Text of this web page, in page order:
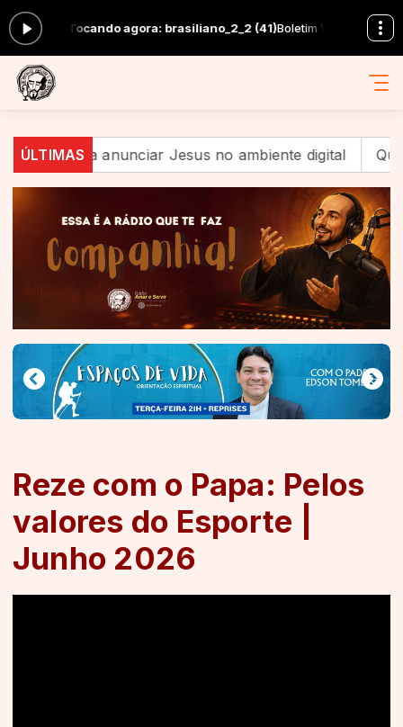
19:00 - Tocando agora: brasiliano_2_2 (41) Boletim Vaticano com
ÚLTIMASa anunciar Jesus no ambiente digital Quando
Reze com o Papa: Pelos
valores do Esporte |
Junho 2026